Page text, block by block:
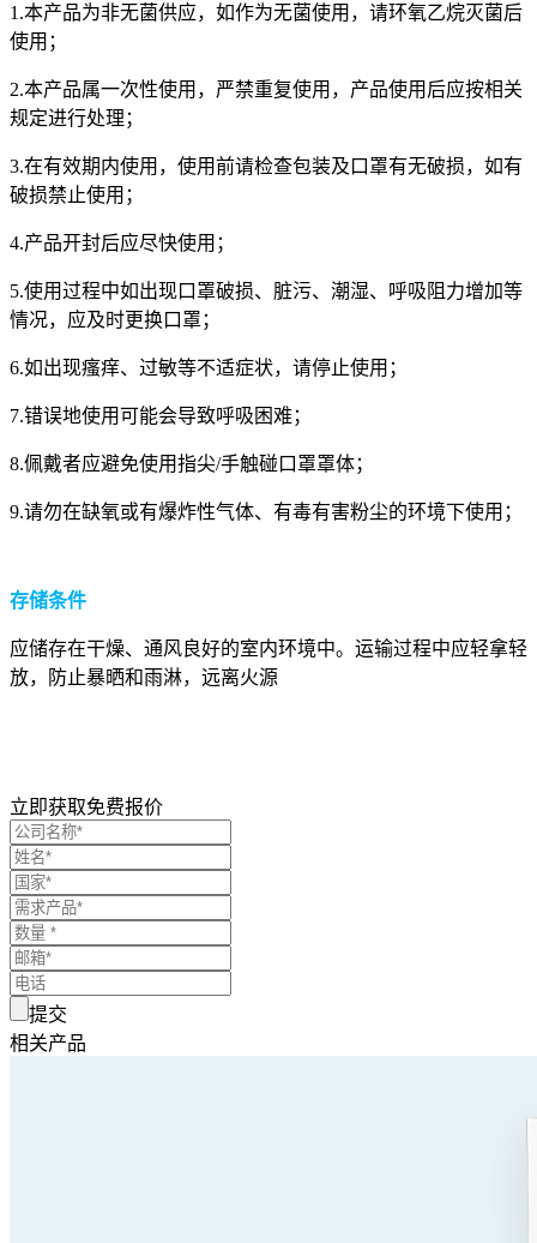
1.本产品为非无菌供应，如作为无菌使用，请环氧乙烷灭菌后
使用；
2.本产品属一次性使用，严禁重复使用，产品使用后应按相关
规定进行处理；
3.在有效期内使用，使用前请检查包装及口罩有无破损，如有
破损禁止使用；
4.产品开封后应尽快使用；
5.使用过程中如出现口罩破损、脏污、潮湿、呼吸阻力增加等
情况，应及时更换口罩；
6.如出现瘙痒、过敏等不适症状，请停止使用；
7.错误地使用可能会导致呼吸困难；
8.佩戴者应避免使用指尖/手触碰口罩罩体；
9.请勿在缺氧或有爆炸性气体、有毒有害粉尘的环境下使用；
存储条件
应储存在干燥、通风良好的室内环境中。运输过程中应轻拿轻
放，防止暴晒和雨淋，远离火源
立即获取免费报价
提交
相关产品